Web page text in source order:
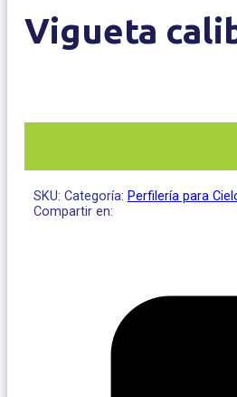
Vigueta
SKU: Categoría: Perfilería para
Compartir en: